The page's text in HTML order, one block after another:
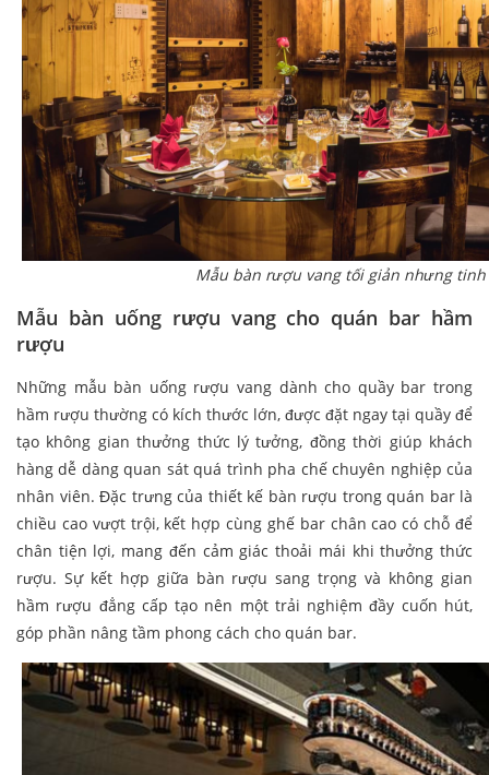
Mẫu bàn rượu vang tối giản nhưng tinh
Mẫu bàn uống rượu vang cho quán bar hầm
rượu
Những mẫu bàn uống rượu vang dành cho quầy bar trong
hầm rượu thường có kích thước lớn, được đặt ngay tại quầy để
tạo không gian thưởng thức lý tưởng, đồng thời giúp khách
hàng dễ dàng quan sát quá trình pha chế chuyên nghiệp của
nhân viên. Đặc trưng của thiết kế bàn rượu trong quán bar là
chiều cao vượt trội, kết hợp cùng ghế bar chân cao có chỗ để
chân tiện lợi, mang đến cảm giác thoải mái khi thưởng thức
rượu. Sự kết hợp giữa bàn rượu sang trọng và không gian
hầm rượu đẳng cấp tạo nên một trải nghiệm đầy cuốn hút,
góp phần nâng tầm phong cách cho quán bar.